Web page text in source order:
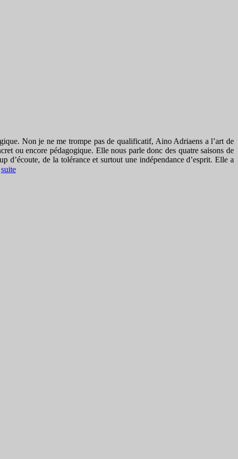
Non je ne me trompe pas de qualificatif, Aino Adriaens a l’art de
ou encore pédagogique. Elle nous parle donc des quatre saisons de
d’écoute, de la tolérance et surtout une indépendance d’esprit. Elle a
suite